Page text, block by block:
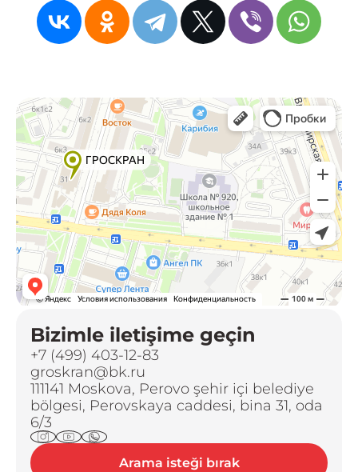
Bizimle iletişime geçin
+7 (499) 403-12-83
groskran@bk.ru
111141 Moskova, Perovo şehir içi belediye
bölgesi, Perovskaya caddesi, bina 31, oda
6/3
Arama isteği bırak